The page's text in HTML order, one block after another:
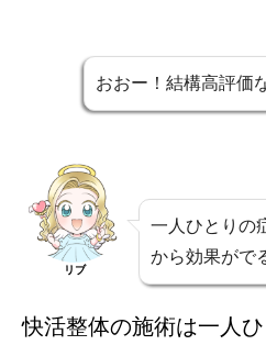
おおー！結構高評価
リブ
一人ひとりの
から効果がで
快活整体の施術は一人